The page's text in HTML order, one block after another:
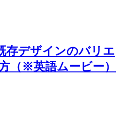
存デザインのバリエ
（※英語ムービー）